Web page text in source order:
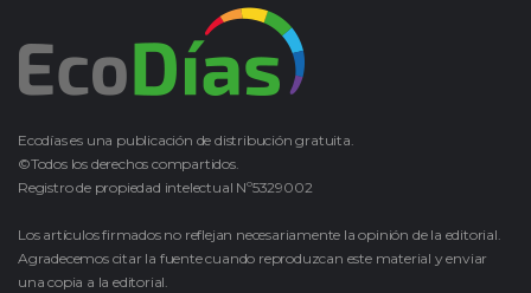
Ecodías es una publicación de distribución gratuita.
©Todos los derechos compartidos.
Registro de propiedad intelectual Nº5329002
Los artículos firmados no reflejan necesariamente la opinión de la editorial.
Agradecemos citar la fuente cuando reproduzcan este material y enviar
una copia a la editorial.